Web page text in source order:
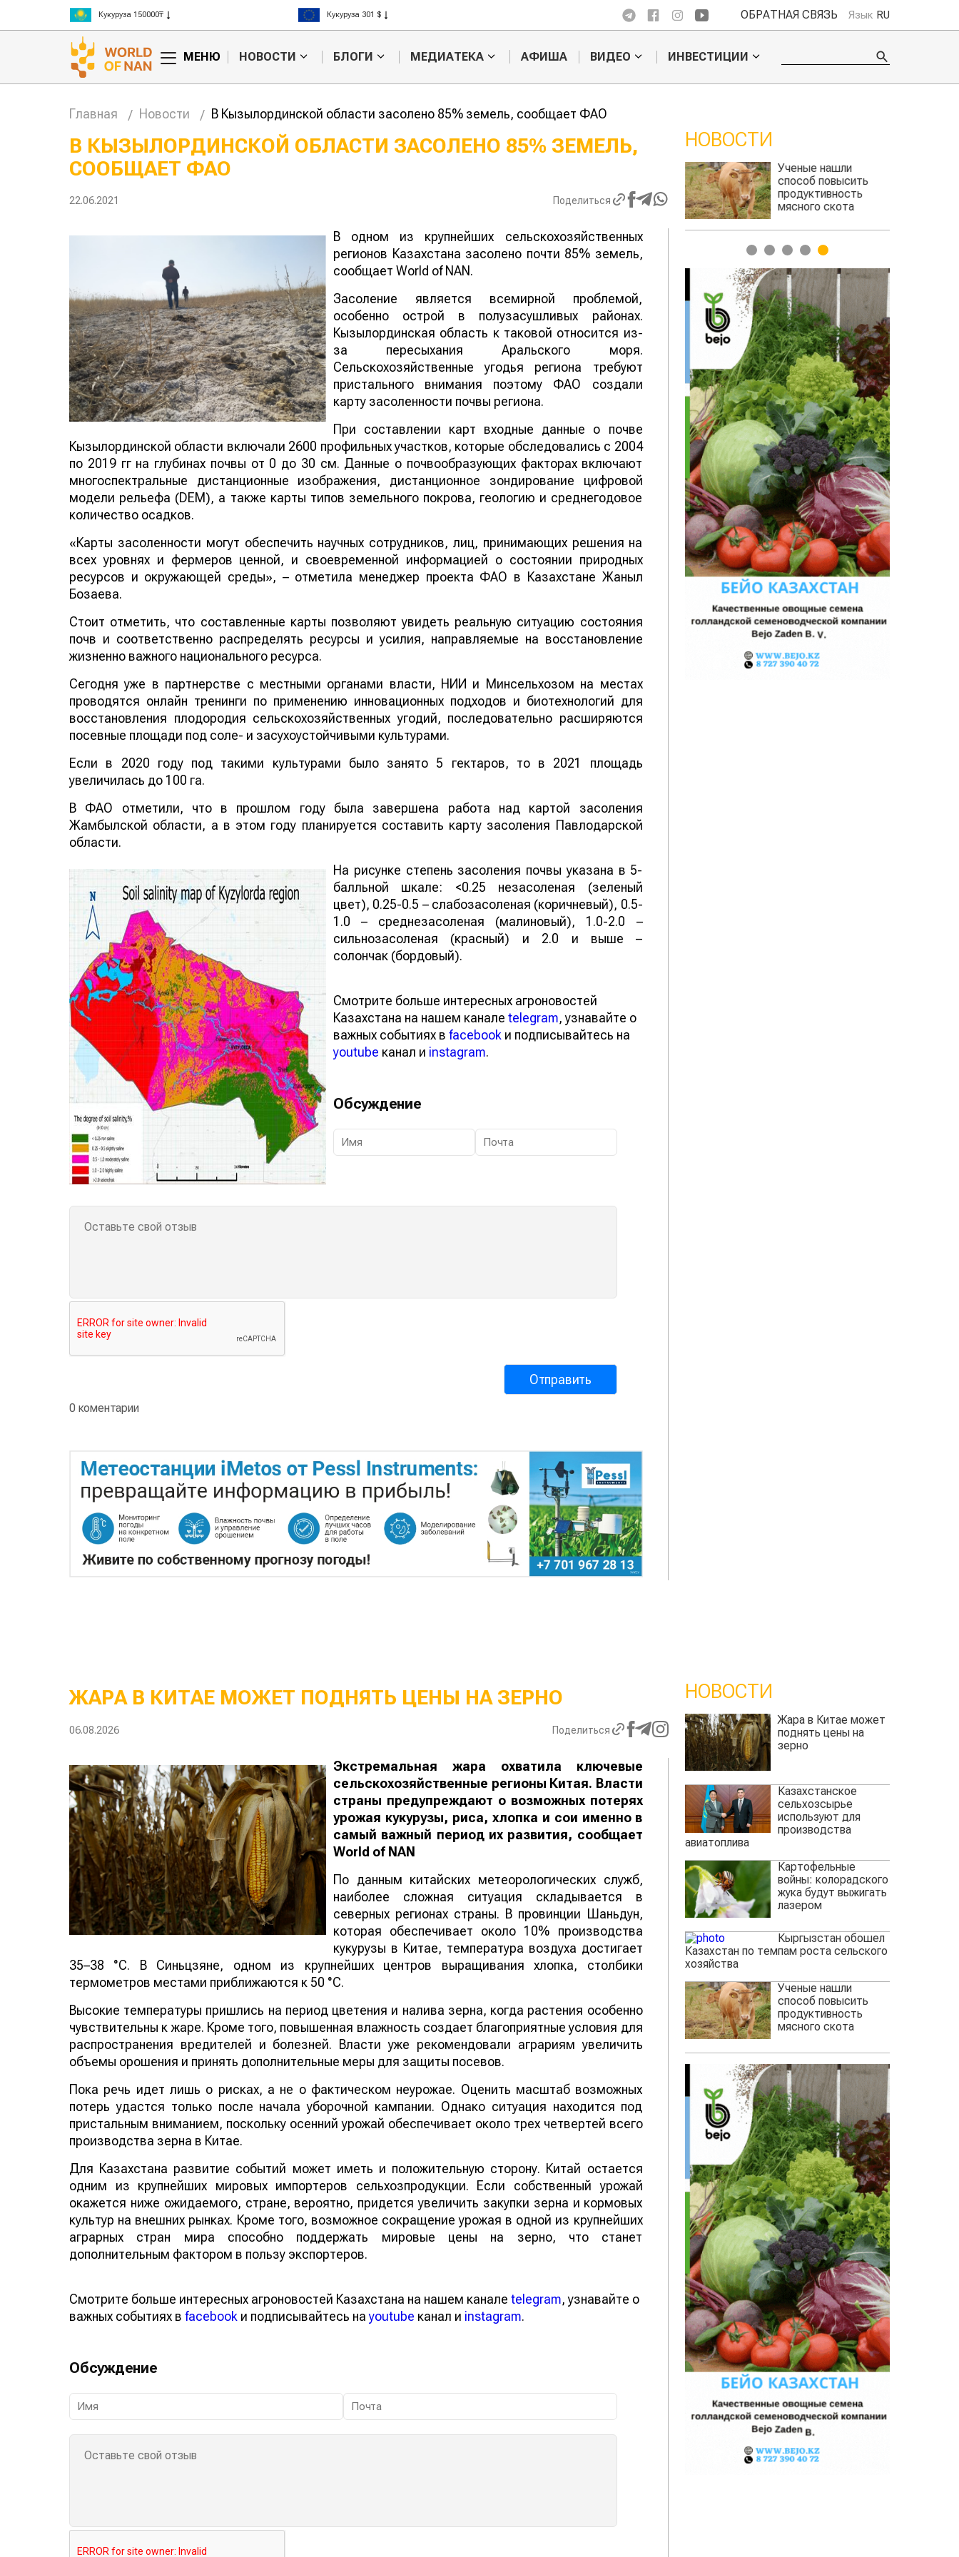
Рис 300000₸
Пшеница 3 класс 125000₸
Рис 408 $
Пшеница 423 $
ОБРАТНАЯ СВЯЗЬ Язык RU
МЕНЮ НОВОСТИ БЛОГИ МЕДИАТЕКА АФИША ВИДЕО ИНВЕСТИЦИИ
Главная Новости В Кызылординской области засолено 85% земель, сообщает ФАО
В КЫЗЫЛОРДИНСКОЙ ОБЛАСТИ ЗАСОЛЕНО 85% ЗЕМЕЛЬ,
СООБЩАЕТ ФАО
22.06.2021 Поделиться
В одном из крупнейших сельскохозяйственных
регионов Казахстана засолено почти 85% земель,
сообщает World of NAN.
Засоление является всемирной проблемой,
особенно острой в полузасушливых районах.
Кызылординская область к таковой относится из-
за пересыхания Аральского моря.
Сельскохозяйственные угодья региона требуют
пристального внимания поэтому ФАО создали
карту засоленности почвы региона.
При составлении карт входные данные о почве
Кызылординской области включали 2600 профильных участков, которые обследовались с 2004
по 2019 гг на глубинах почвы от 0 до 30 см. Данные о почвообразующих факторах включают
многоспектральные дистанционные изображения, дистанционное зондирование цифровой
модели рельефа (DEM), а также карты типов земельного покрова, геологию и среднегодовое
количество осадков.
«Карты засоленности могут обеспечить научных сотрудников, лиц, принимающих решения на
всех уровнях и фермеров ценной, и своевременной информацией о состоянии природных
ресурсов и окружающей среды», – отметила менеджер проекта ФАО в Казахстане Жаныл
Бозаева.
Стоит отметить, что составленные карты позволяют увидеть реальную ситуацию состояния
почв и соответственно распределять ресурсы и усилия, направляемые на восстановление
жизненно важного национального ресурса.
Сегодня уже в партнерстве с местными органами власти, НИИ и Минсельхозом на местах
проводятся онлайн тренинги по применению инновационных подходов и биотехнологий для
восстановления плодородия сельскохозяйственных угодий, последовательно расширяются
посевные площади под соле- и засухоустойчивыми культурами.
Если в 2020 году под такими культурами было занято 5 гектаров, то в 2021 площадь
увеличилась до 100 га.
В ФАО отметили, что в прошлом году была завершена работа над картой засоления
Жамбылской области, а в этом году планируется составить карту засоления Павлодарской
области.
На рисунке степень засоления почвы указана в 5-
балльной шкале: <0.25 незасоленая (зеленый
цвет), 0.25-0.5 – слабозасоленая (коричневый), 0.5-
1.0 – среднезасоленая (малиновый), 1.0-2.0 –
сильнозасоленая (красный) и 2.0 и выше –
солончак (бордовый).
Смотрите больше интересных агроновостей
Казахстана на нашем канале telegram, узнавайте о
важных событиях в facebook и подписывайтесь на
youtube канал и instagram.
Обсуждение
0 коментарии
НОВОСТИ
Казахстанское
Ученые нашли
способ повысить
продуктивность
мясного скота
1 2 3 4 5
ЖАРА В КИТАЕ МОЖЕТ ПОДНЯТЬ ЦЕНЫ НА ЗЕРНО
06.08.2026 Поделиться
Экстремальная жара охватила ключевые
сельскохозяйственные регионы Китая. Власти
страны предупреждают о возможных потерях
урожая кукурузы, риса, хлопка и сои именно в
самый важный период их развития, сообщает
World of NAN
По данным китайских метеорологических служб,
наиболее сложная ситуация складывается в
северных регионах страны. В провинции Шаньдун,
которая обеспечивает около 10% производства
кукурузы в Китае, температура воздуха достигает
35–38 °C. В Синьцзяне, одном из крупнейших центров выращивания хлопка, столбики
термометров местами приближаются к 50 °C.
Высокие температуры пришлись на период цветения и налива зерна, когда растения особенно
чувствительны к жаре. Кроме того, повышенная влажность создает благоприятные условия для
распространения вредителей и болезней. Власти уже рекомендовали аграриям увеличить
объемы орошения и принять дополнительные меры для защиты посевов.
Пока речь идет лишь о рисках, а не о фактическом неурожае. Оценить масштаб возможных
потерь удастся только после начала уборочной кампании. Однако ситуация находится под
пристальным вниманием, поскольку осенний урожай обеспечивает около трех четвертей всего
производства зерна в Китае.
Для Казахстана развитие событий может иметь и положительную сторону. Китай остается
одним из крупнейших мировых импортеров сельхозпродукции. Если собственный урожай
окажется ниже ожидаемого, стране, вероятно, придется увеличить закупки зерна и кормовых
культур на внешних рынках. Кроме того, возможное сокращение урожая в одной из крупнейших
аграрных стран мира способно поддержать мировые цены на зерно, что станет
дополнительным фактором в пользу экспортеров.
Смотрите больше интересных агроновостей Казахстана на нашем канале telegram, узнавайте о
важных событиях в facebook и подписывайтесь наyoutube канал и instagram.
Обсуждение
НОВОСТИ
Жара в Китае может
поднять цены на
зерно
Казахстанское
сельхозсырье
используют для
производства
авиатоплива
Картофельные
войны: колорадского
жука будут выжигать
лазером
Кыргызстан обошел
Казахстан по темпам роста сельского
хозяйства
Ученые нашли
способ повысить
продуктивность
мясного скота